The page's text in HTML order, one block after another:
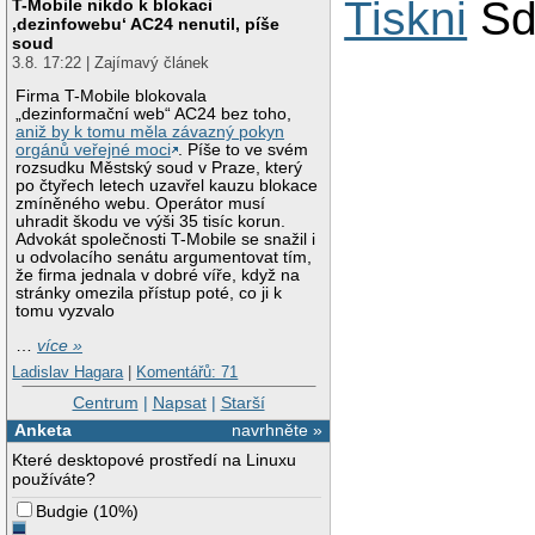
T-Mobile nikdo k blokaci
‚dezinfowebu‘ AC24 nenutil, píše
soud
3.8. 17:22 | Zajímavý článek
Firma T-Mobile blokovala
„dezinformační web“ AC24 bez toho,
aniž by k tomu měla závazný pokyn
orgánů veřejné moci . Píše to ve svém
rozsudku Městský soud v Praze, který
po čtyřech letech uzavřel kauzu blokace
zmíněného webu. Operátor musí
uhradit škodu ve výši 35 tisíc korun.
Advokát společnosti T-Mobile se snažil i
u odvolacího senátu argumentovat tím,
že firma jednala v dobré víře, když na
stránky omezila přístup poté, co ji k
tomu vyzvalo
…více »
Ladislav Hagara | Komentářů: 71
Centrum | Napsat| Starší
navrhněte »
Anketa
Které desktopové prostředí na Linuxu
používáte?
Budgie (10%)
Tiskni